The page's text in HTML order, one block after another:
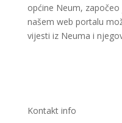
općine Neum,
našem web portalu
vijesti iz Neuma i
Kontakt info